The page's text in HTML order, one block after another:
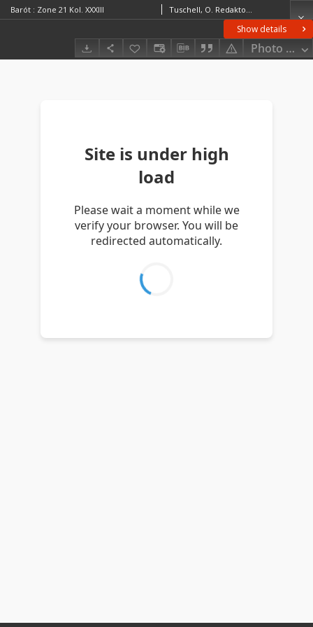
Show details
Photo
Barót : Zone 21 Kol. XXXIII Tuschell, O. RedaktorSvoboda, F. RedaktorPeja, Georg